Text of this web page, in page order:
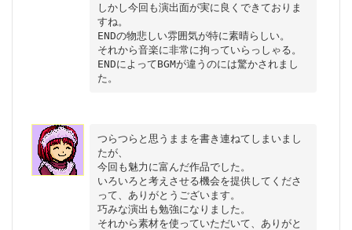
しかし今回も演出面が実に良くできておりま
すね。
ENDの物悲しい雰囲気が特に素晴らしい。
それから音楽に非常に拘っていらっしゃる。
ENDによってBGMが違うのには驚かされまし
つらつらと思うままを書き連ねてしまいまし
たが、
今回も魅力に富んだ作品でした。
いろいろと考えさせる機会を提供してくださ
って、ありがとうございます。
巧みな演出も勉強になりました。
それから素材を使っていただいて、ありがと